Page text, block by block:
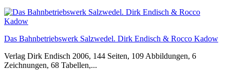
Das Bahnbetriebswerk Salzwedel. Dirk Endisch & Rocco Kadow
Verlag Dirk Endisch 2006, 144 Seiten, 109 Abbildungen, 6
Zeichnungen, 68 Tabellen,...